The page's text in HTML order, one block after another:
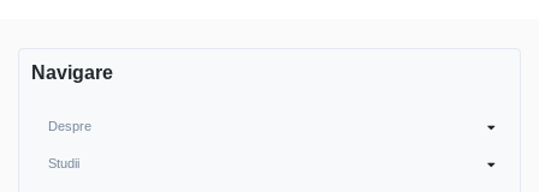
Navigare
Despre
Studii